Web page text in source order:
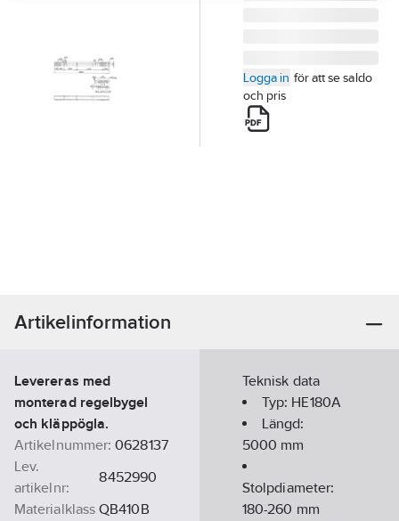
Logga in för att se saldo
och pris
Artikelinformation
Levereras med
monterad regelbygel
och kläppögla.
Artikelnummer: 0628137
Lev.
artikelnr:
8452990
Materialklass QB410B
Teknisk data
Typ: HE180A
Längd:
5000 mm
Stolpdiameter:
180-260 mm